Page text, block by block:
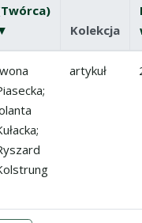
Kolekcja
felińskich wartykuł